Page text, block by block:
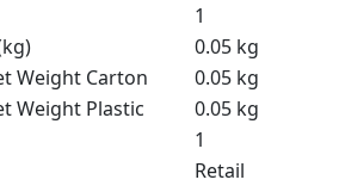
1
0.05 kg
Weight Carton
0.05 kg
Weight Plastic
0.05 kg
1
Retail